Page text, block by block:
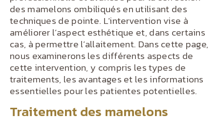
des mamelons ombiliqués en utilisant des
techniques de pointe. L’intervention vise à
améliorer l’aspect esthétique et, dans certains
cas, à permettre l’allaitement. Dans cette page,
nous examinerons les différents aspects de
cette intervention, y compris les types de
traitements, les avantages et les informations
essentielles pour les patientes potentielles.
Traitement des mamelons